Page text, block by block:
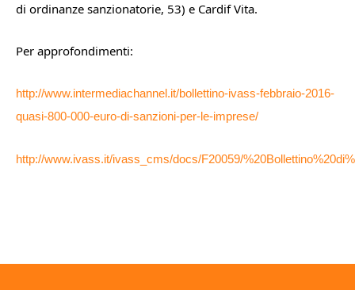
di ordinanze sanzionatorie, 53) e Cardif Vita.
Per approfondimenti:
http://www.intermediachannel.it/bollettino-ivass-febbraio-2016-
quasi-800-000-euro-di-sanzioni-per-le-imprese/
http://www.ivass.it/ivass_cms/docs/F20059/